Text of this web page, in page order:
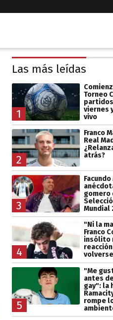
Las más leídas
1
Torneo
viernes
vivo
2
Franco
Real
atrás?
3
gomero
Mundial
4
"Ni la
Franco
insólito
5
"Me
antes
gay": la
rompe